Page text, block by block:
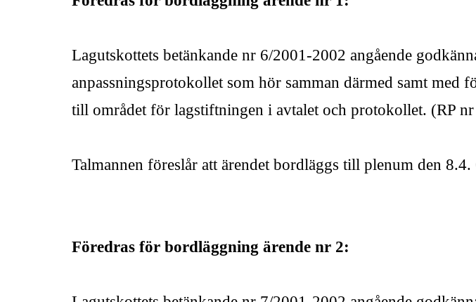
Lagutskottets betänkande nr 6/2001-2002 angående
anpassningsprotokollet som hör samman därmed samt med
till området för lagstiftningen i avtalet och protokollet. (RP
Talmannen föreslår att ärendet bordläggs till plenum den
Föredras för bordläggning ärende nr 2: